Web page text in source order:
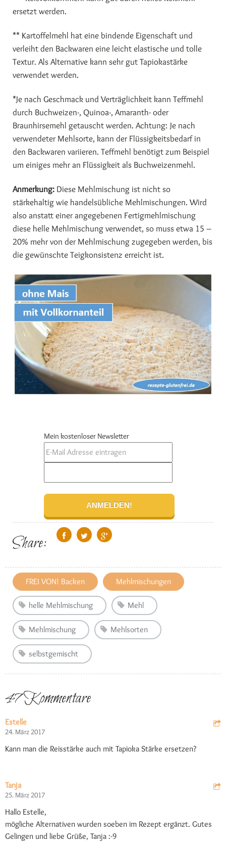
ersetzt werden.
** Kartoffelmehl hat eine bindende Eigenschaft und
verleiht den Backwaren eine leicht elastische und tolle
Textur. Als Alternative kann sehr gut Tapiokastärke
verwendet werden.
*Je nach Geschmack und Verträglichkeit kann Teffmehl
durch Buchweizen-, Quinoa-, Amaranth- oder
Braunhirsemehl getauscht werden. Achtung: Je nach
verwendeter Mehlsorte, kann der Flüssigkeitsbedarf in
den Backwaren variieren. Teffmehl benötigt zum Beispiel
um einiges mehr an Flüssigkeit als Buchweizenmehl.
Anmerkung: Diese Mehlmischung ist nicht so
stärkehaltig wie handelsübliche Mehlmischungen. Wird
also anstatt einer angegebenen Fertigmehlmischung
diese helle Mehlmischung verwendet, so muss etwa 15 –
20% mehr von der Mehlmischung zugegeben werden, bis
die gewünschte Teigkonsistenz erreicht ist.
Mein kostenloser Newsletter
Share:
FREI VON! Backen Mehlmischungen
helle Mehlmischung Mehl
Mehlmischung Mehlsorten
selbstgemischt
47 Kommentare
Estelle
24. März 2017
Kann man die Reisstärke auch mit Tapioka Stärke ersetzen?
Tanja
25. März 2017
Hallo Estelle,
mögliche Alternativen wurden soeben im Rezept ergänzt. Gutes
Gelingen und liebe Grüße, Tanja :-9